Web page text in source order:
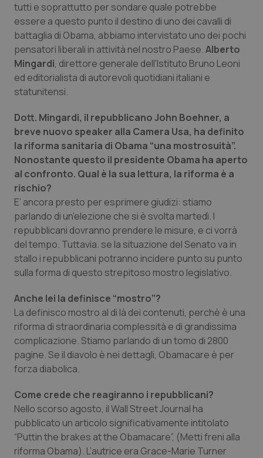
Friuli Venezia Giulia
Lazio
Liguria
Lombardia
Marche
Molise
Piemonte
Provincia Autonoma di Bolzano
Provincia Autonoma di Trento
Puglia
Sardegna
Sicilia
Toscana
Umbria
Valle D’Aosta
Dermatite Atopica
Diabete & glucometri
Disturbi dell’umore
Dolore
Donna & Salute
Epatiti
HIV
Infezioni & Febbre
Ipertensione & Scompenso
Malattie rare
Malattia di Crohn & Rettocolite Ulcerosa
Neuroscienze & patologie neurodegenerative
Obesità
Oftalmologia
Oncodermatologia
tutti e soprattutto per sondare quale potrebbe
essere a questo punto il destino di uno dei cavalli di
battaglia di Obama, abbiamo intervistato uno dei pochi
pensatori liberali in attività nel nostro Paese.Alberto
Mingardi, direttore generale dell'Istituto Bruno Leoni
ed editorialista di autorevoli quotidiani italiani e
statunitensi.
Dott. Mingardi, il repubblicano John Boehner, a
breve nuovo speaker alla Camera Usa, ha definito
la riforma sanitaria di Obama “una mostrosuità”.
Nonostante questo il presidente Obama ha aperto
al confronto. Qual è la sua lettura, la riforma è a
rischio?
E’ ancora presto per esprimere giudizi: stiamo
parlando di un’elezione che si è svolta martedì. I
repubblicani dovranno prendere le misure, e ci vorrà
del tempo. Tuttavia. se la situazione del Senato va in
stallo i repubblicani potranno incidere punto su punto
sulla forma di questo strepitoso mostro legislativo.
Anche lei la definisce “mostro”?
La definisco mostro al di là dei contenuti, perchè è una
riforma di straordinaria complessità e di grandissima
complicazione. Stiamo parlando di un tomo di 2800
pagine. Se il diavolo è nei dettagli, Obamacare è per
forza diabolica.
Come crede che reagiranno i repubblicani?
Nello scorso agosto, il Wall Street Journal ha
pubblicato un articolo significativamente intitolato
“Puttin the brakes at the Obamacare”, (Metti freni alla
riforma Obama). L’autrice era Grace-Marie Turner